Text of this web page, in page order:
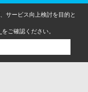
サービス向上検討を目的と
をご確認ください。